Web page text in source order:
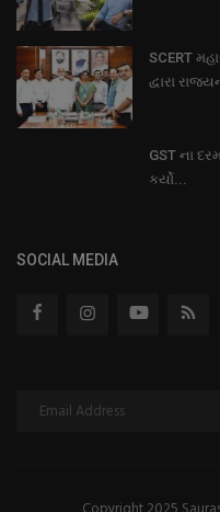
SCERT
દ્વારા
GST ના
કર્યો...
SOCIAL MEDIA